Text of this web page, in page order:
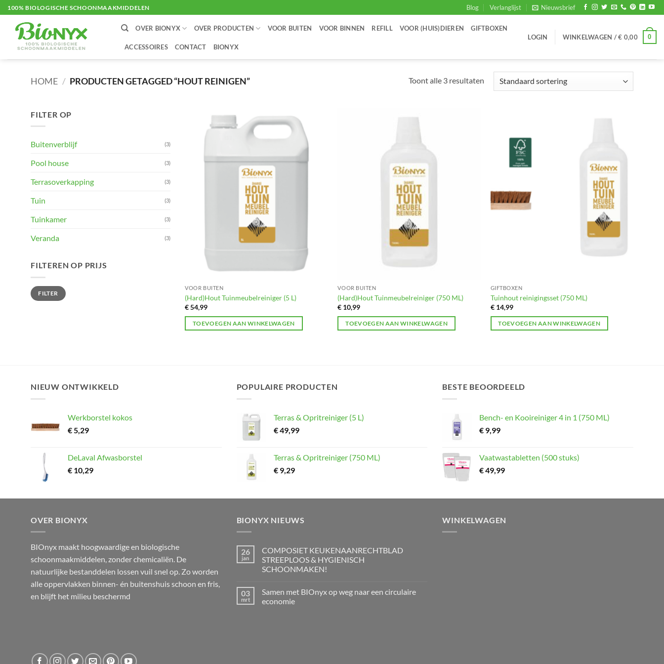
Ga
naar
inhoud
100% BIOLOGISCHE SCHOONMAAKMIDDELEN Blog Verlanglijst Nieuwsbrief
OVER BIONYX OVER PRODUCTEN VOOR BUITEN VOOR BINNEN REFILL VOOR (HUIS)DIEREN GIFTBOXEN
ACCESSOIRES CONTACT BIONYX
LOGIN WINKELWAGEN /€ 0,00 0
HOME / PRODUCTEN GETAGGED “HOUT REINIGEN” Toont alle 3 resultaten
FILTER OP
Buitenverblijf (3)
Pool house (3)
Terrasoverkapping (3)
Tuin (3)
Tuinkamer (3)
Veranda (3)
FILTEREN OP PRIJS
Min.
prijs
Max.
prijsFILTER
Toevoegen
aan
verlanglijst
VOOR BUITEN
(Hard)Hout Tuinmeubelreiniger (5 L)
€54,99
TOEVOEGEN AAN WINKELWAGEN
VOOR BUITEN
(Hard)Hout Tuinmeubelreiniger (750 ML)
€ 10,99
TOEVOEGEN AAN WINKELWAGEN
aan
verlanglijst
GIFTBOXEN
Tuinhout reinigingsset (750 ML)
€14,99
TOEVOEGEN AAN WINKELWAGEN
NIEUW ONTWIKKELD
Werkborstel kokos
€ 5,29
DeLaval Afwasborstel
€ 10,29
POPULAIRE PRODUCTEN
Terras & Opritreiniger (5 L)
€49,99
Terras & Opritreiniger (750 ML)
€9,29
BESTE BEOORDEELD
Bench- en Kooireiniger 4 in 1 (750 ML)
€ 9,99
Vaatwastabletten (500 stuks)
€49,99
OVER BIONYX
BIOnyx maakt hoogwaardige en biologische
schoonmaakmiddelen, zonder chemicaliën. De
natuurlijke bestanddelen lossen vuil snel op. Zo worden
alle oppervlakken binnen- én buitenshuis schoon en fris,
en blijft het milieu beschermd
BIONYX NIEUWS
26
jan
COMPOSIET KEUKENAANRECHTBLAD
STREEPLOOS & HYGIENISCH
SCHOONMAKEN!
op
COMPOSIET
KEUKENAANRECHTBLAD
03
mrt
Samen met BIOnyx op weg naar een circulaire
economie
WINKELWAGEN